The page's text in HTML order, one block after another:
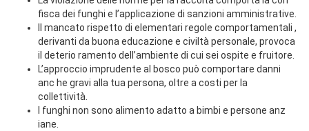
fisca dei funghi e l’applicazione di sanzioni amministrative.
Il mancato rispetto di elementari regole comportamentali ,
derivanti da buona educazione e civiltà personale, provoca
il deterio ramento dell’ambiente di cui sei ospite e fruitore.
L’approccio imprudente al bosco può comportare danni
anc he gravi alla tua persona, oltre a costi per la
collettività.
I funghi non sono alimento adatto a bimbi e persone anz
iane.